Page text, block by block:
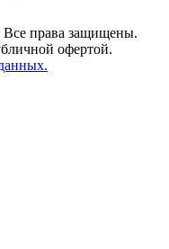
права защищены.
офертой.